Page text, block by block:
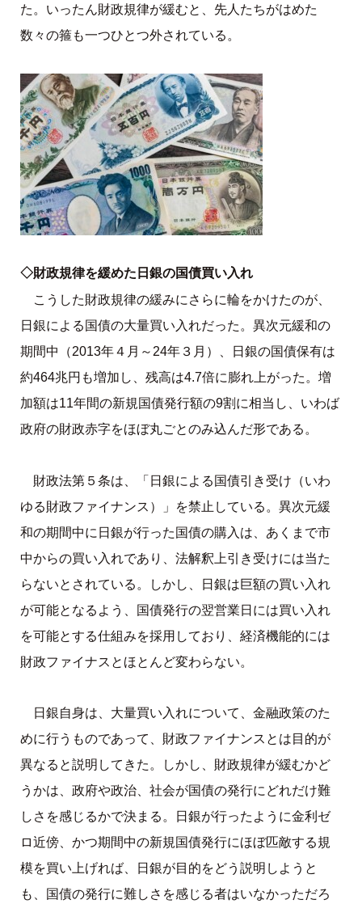
た。いったん財政規律が緩むと、先人たちがはめた
数々の箍も一つひとつ外されている。
◇財政規律を緩めた日銀の国債買い入れ
こうした財政規律の緩みにさらに輪をかけたのが、
日銀による国債の大量買い入れだった。異次元緩和の
期間中（2013年４月～24年３月）、日銀の国債保有は
約464兆円も増加し、残高は4.7倍に膨れ上がった。増
加額は11年間の新規国債発行額の9割に相当し、いわば
政府の財政赤字をほぼ丸ごとのみ込んだ形である。
財政法第５条は、「日銀による国債引き受け（いわ
ゆる財政ファイナンス）」を禁止している。異次元緩
和の期間中に日銀が行った国債の購入は、あくまで市
中からの買い入れであり、法解釈上引き受けには当た
らないとされている。しかし、日銀は巨額の買い入れ
が可能となるよう、国債発行の翌営業日には買い入れ
を可能とする仕組みを採用しており、経済機能的には
財政ファイナスとほとんど変わらない。
日銀自身は、大量買い入れについて、金融政策のた
めに行うものであって、財政ファイナンスとは目的が
異なると説明してきた。しかし、財政規律が緩むかど
うかは、政府や政治、社会が国債の発行にどれだけ難
しさを感じるかで決まる。日銀が行ったように金利ゼ
ロ近傍、かつ期間中の新規国債発行にほぼ匹敵する規
模を買い上げれば、日銀が目的をどう説明しようと
も、国債の発行に難しさを感じる者はいなかっただろ